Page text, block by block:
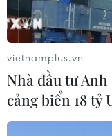
vietnamplus.vn
Nhà đầu tư
cảng biển 18 tỷ